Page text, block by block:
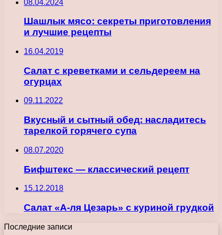
08.04.2024
Шашлык мясо: секреты приготовления
и лучшие рецепты
16.04.2019
Салат с креветками и сельдереем на
огурцах
09.11.2022
Вкусный и сытный обед: насладитесь
тарелкой горячего супа
08.07.2020
Бифштекс — классический рецепт
15.12.2018
Салат «А-ля Цезарь» с куриной грудкой
Последние записи